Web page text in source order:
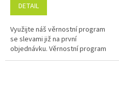
DETAIL
Využijte náš věrnostní program
se slevami již na první
objednávku. Věrnostní program